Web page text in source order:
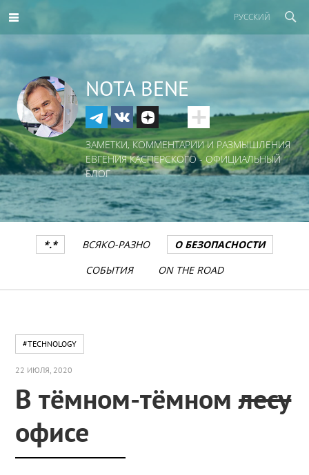
РУССКИЙ
NOTA BENE
ЗАМЕТКИ, КОММЕНТАРИИ И РАЗМЫШЛЕНИЯ
ЕВГЕНИЯ КАСПЕРСКОГО - ОФИЦИАЛЬНЫЙ
БЛОГ
*.* ВСЯКО-РАЗНО
О БЕЗОПАСНОСТИ
СОБЫТИЯ
ON THE ROAD
#TECHNOLOGY
22 ИЮЛЯ, 2020
В тёмном-тёмномлесу
офисе